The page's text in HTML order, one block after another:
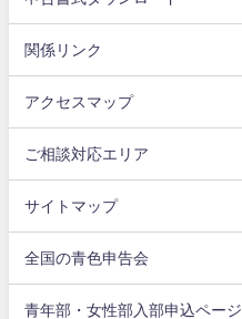
関係リンク
アクセスマップ
ご相談対応エリア
サイトマップ
全国の青色申告会
青年部・女性部入部申込ページ